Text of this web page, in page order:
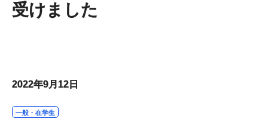
受けました
2022年9月12日
一般・在学生